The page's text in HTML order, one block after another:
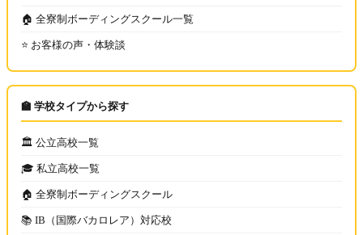
🏠 全寮制ボーディングスクール一覧
⭐ お客様の声・体験談
🏫 学校タイプから探す
🏛️ 公立高校一覧
🎓 私立高校一覧
🏠 全寮制ボーディングスクール
📚 IB（国際バカロレア）対応校